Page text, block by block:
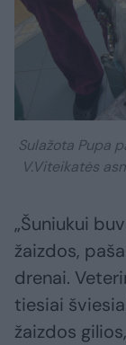
Sulažota Pupa
V.Viteikatės
„Šuniukui
žaizdos,
drenai.
tiesiai
žaizdos